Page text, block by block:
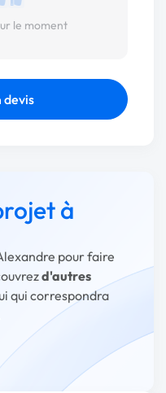
le moment
devis
à
pour faire
d'autres
qui correspondra